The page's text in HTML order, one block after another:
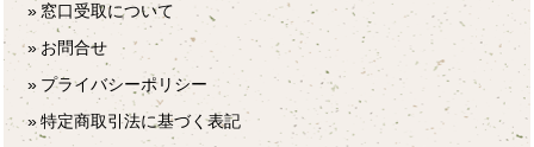
窓口受取について
お問合せ
プライバシーポリシー
特定商取引法に基づく表記